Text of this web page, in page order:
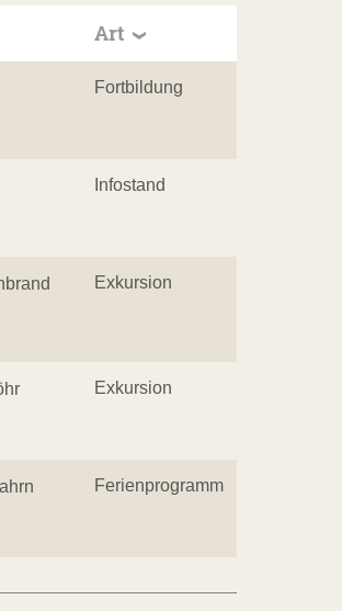
Art
Fortbildung
Infostand
Exkursion
Exkursion
Ferienprogramm